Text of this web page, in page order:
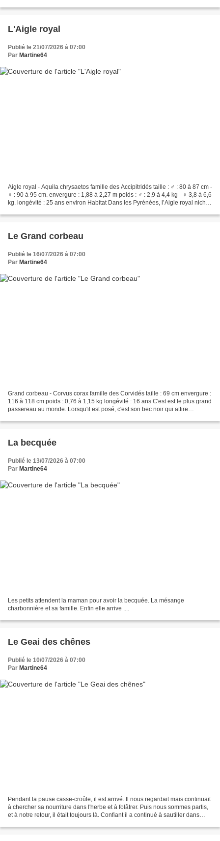
L'Aigle royal
Publié le 21/07/2026 à 07:00
Par Martine64
Aigle royal - Aquila chrysaetos famille des Accipitridés taille : ♂ : 80 à 87 cm -
♀ : 90 à 95 cm. envergure : 1,88 à 2,27 m poids : ♂ : 2,9 à 4,4 kg - ♀ 3,8 à 6,6
kg. longévité : 25 ans environ Habitat Dans les Pyrénées, l’Aigle royal niche
Le Grand corbeau
Publié le 16/07/2026 à 07:00
Par Martine64
Grand corbeau - Corvus corax famille des Corvidés taille : 69 cm envergure :
116 à 118 cm poids : 0,76 à 1,15 kg longévité : 16 ans C'est est le plus grand
passereau au monde. Lorsqu'il est posé, c'est son bec noir qui attire
La becquée
Publié le 13/07/2026 à 07:00
Par Martine64
Les petits attendent la maman pour avoir la becquée. La mésange
charbonnière et sa famille. Enfin elle arrive ....
Le Geai des chênes
Publié le 10/07/2026 à 07:00
Par Martine64
Pendant la pause casse-croûte, il est arrivé. Il nous regardait mais continuait
à chercher sa nourriture dans l'herbe et à folâtrer. Puis nous sommes partis,
et à notre retour, il était toujours là. Confiant il a continué à sautiller dans